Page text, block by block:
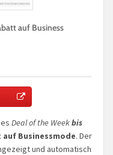
auf Business
Deal of the Weekbis
auf Businessmode. Der
und automatisch